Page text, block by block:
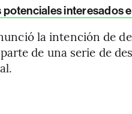
interesados
la intención de
de una serie de